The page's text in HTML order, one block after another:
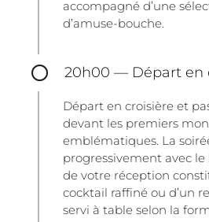
accompagné d’une
d’amuse-bouche.
20h00 — Départ en
Départ en croisière et
devant les premiers
emblématiques. La
progressivement avec
de votre réception
cocktail raffiné ou d’un
servi à table selon la